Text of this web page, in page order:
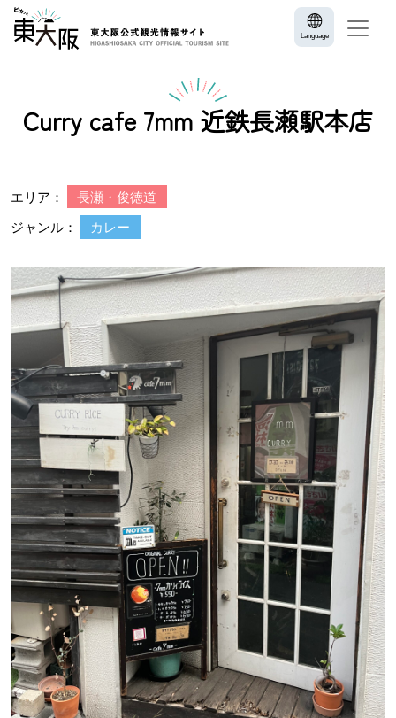
Language
Curry cafe 7mm 近鉄長瀬駅本店
エリア： 長瀬・俊徳道
ジャンル： カレー